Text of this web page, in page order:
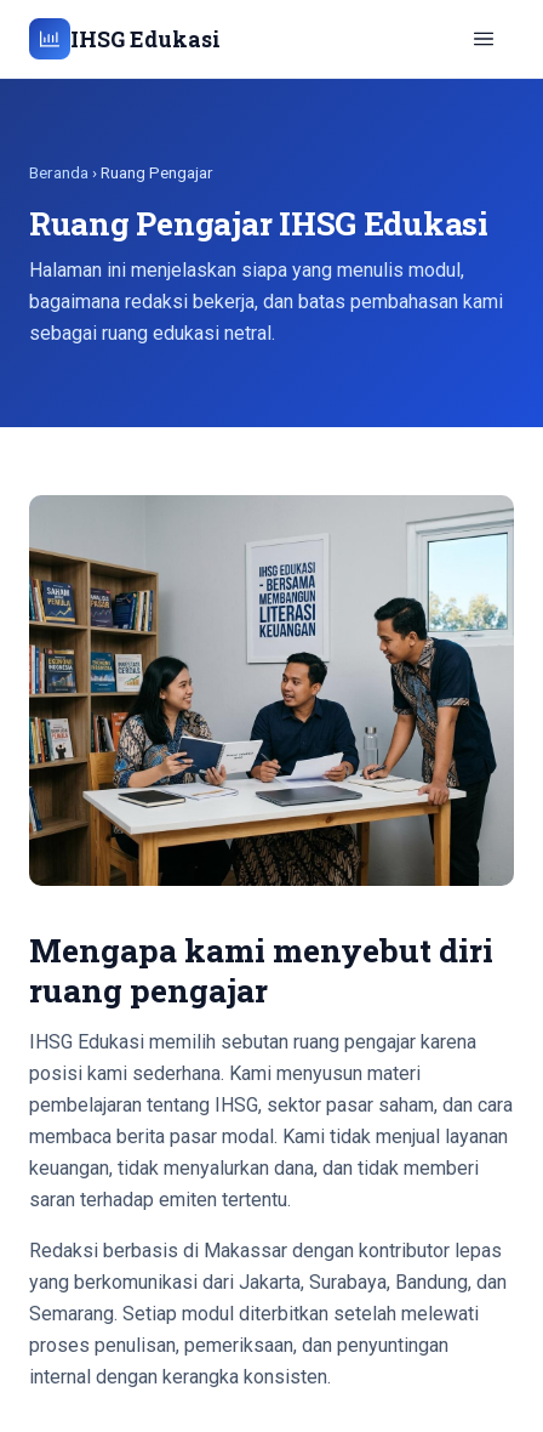
IHSG Edukasi
Beranda › Ruang Pengajar
Ruang Pengajar IHSG Edukasi
Halaman ini menjelaskan siapa yang menulis modul,
bagaimana redaksi bekerja, dan batas pembahasan kami
sebagai ruang edukasi netral.
Mengapa kami menyebut diri
ruang pengajar
IHSG Edukasi memilih sebutan ruang pengajar karena
posisi kami sederhana. Kami menyusun materi
pembelajaran tentang IHSG, sektor pasar saham, dan cara
membaca berita pasar modal. Kami tidak menjual layanan
keuangan, tidak menyalurkan dana, dan tidak memberi
saran terhadap emiten tertentu.
Redaksi berbasis di Makassar dengan kontributor lepas
yang berkomunikasi dari Jakarta, Surabaya, Bandung, dan
Semarang. Setiap modul diterbitkan setelah melewati
proses penulisan, pemeriksaan, dan penyuntingan
internal dengan kerangka konsisten.